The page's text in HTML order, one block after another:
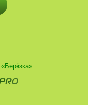
«Берёзка»